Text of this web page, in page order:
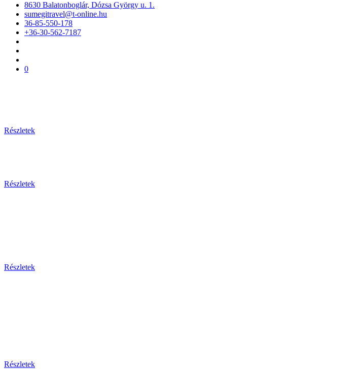
8630 Balatonboglár, Dózsa György u. 1.
sumegitravel@t-online.hu
36-85-550-178
+36-30-562-7187
0
Részletek
Részletek
Részletek
Részletek